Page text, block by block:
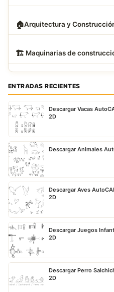
🏠Arquitectura y
🏗 Maquinarias de
ENTRADAS RECIENTES
Descargar Vacas
2D
Descargar Animales
Descargar Aves
2D
Descargar Juegos
2D
Descargar Perro
2D